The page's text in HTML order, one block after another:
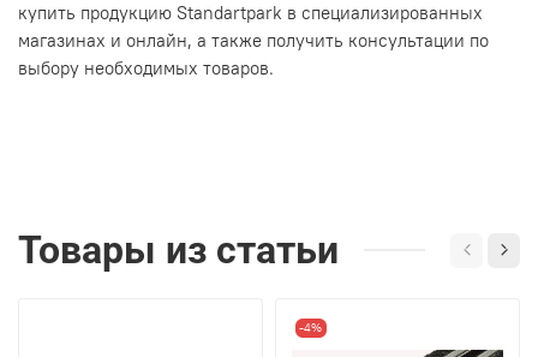
купить продукцию Standartpark в специализированных
магазинах и онлайн, а также получить консультации по
выбору необходимых товаров.
Товары из статьи
-4%